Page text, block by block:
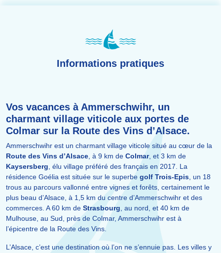
Informations pratiques
Vos vacances à Ammerschwihr, un
charmant village viticole aux portes de
Colmar sur la Route des Vins d’Alsace.
Ammerschwihr est un charmant village viticole situé au cœur de la
Route des Vins d’Alsace, à 9 km de Colmar, et 3 km de
Kaysersberg, élu village préféré des français en 2017. La
résidence Goélia est située sur le superbe golf Trois-Epis, un 18
trous au parcours vallonné entre vignes et forêts, certainement le
plus beau d’Alsace, à 1,5 km du centre d’Ammerschwihr et des
commerces. A 60 km de Strasbourg, au nord, et 40 km de
Mulhouse, au Sud, près de Colmar, Ammerschwihr est à
l’épicentre de la Route des Vins.
L’Alsace, c’est une destination où l’on ne s’ennuie pas. Les villes y